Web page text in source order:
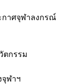
กาศจุฬาลงกรณ์
ตกรรม
ฬาฯ